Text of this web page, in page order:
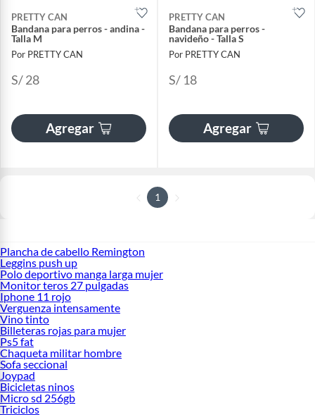
PRETTY CAN
Bandana para perros - andina -
Talla M
Por PRETTY CAN
S/ 28
Agregar
PRETTY CAN
Bandana para perros -
navideño - Talla S
Por PRETTY CAN
S/ 18
Agregar
1
Plancha de cabello Remington
Leggins push up
Polo deportivo manga larga mujer
Monitor teros 27 pulgadas
Iphone 11 rojo
Verguenza intensamente
Vino tinto
Billeteras rojas para mujer
Ps5 fat
Chaqueta militar hombre
Sofa seccional
Joypad
Bicicletas ninos
Micro sd 256gb
Triciclos